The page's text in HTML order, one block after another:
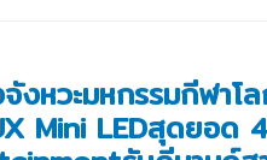
จังหวะมหกรรมกีฬา
Mini LEDสุดยอด